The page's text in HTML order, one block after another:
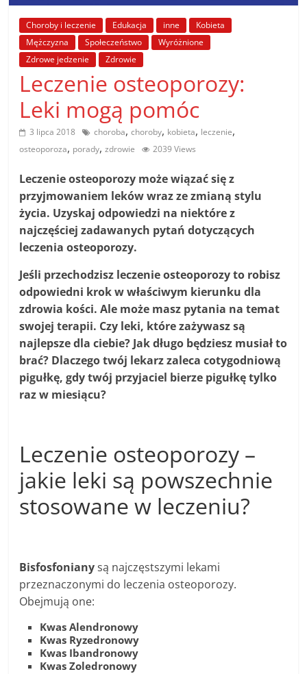
poradniki.
Porady
praktyczne
porady
wskazówki
na
każdy
temat
Choroby i leczenie Edukacja inne
Kobieta
Mężczyzna
Społeczeństwo
Wyróżnione
Zdrowe jedzenie
Zdrowie
Leczenie osteoporozy:
Leki mogą pomóc
3 lipca 2018 choroba,choroby, kobieta, leczenie,
osteoporoza, porady,zdrowie 2039 Views
Leczenie osteoporozy może wiązać się z
przyjmowaniem leków wraz ze zmianą stylu
życia. Uzyskaj odpowiedzi na niektóre z
najczęściej zadawanych pytań dotyczących
leczenia osteoporozy.
Jeśli przechodzisz leczenie osteoporozy to robisz
odpowiedni krok w właściwym kierunku dla
zdrowia kości. Ale może masz pytania na temat
swojej terapii. Czy leki, które zażywasz są
najlepsze dla ciebie? Jak długo będziesz musiał to
brać? Dlaczego twój lekarz zaleca cotygodniową
pigułkę, gdy twój przyjaciel bierze pigułkę tylko
raz w miesiącu?
Leczenie osteoporozy –
jakie leki są powszechnie
stosowane w leczeniu?
Bisfosfonianysą najczęstszymi lekami
przeznaczonymi do leczenia osteoporozy.
Obejmują one:
Kwas Alendronowy
Kwas Ryzedronowy
Kwas Ibandronowy
Kwas Zoledronowy